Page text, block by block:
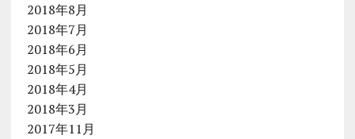
2018年8月
2018年7月
2018年6月
2018年5月
2018年4月
2018年3月
2017年11月